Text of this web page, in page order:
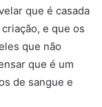
que é casada
e que os
que não
que é um
de sangue e